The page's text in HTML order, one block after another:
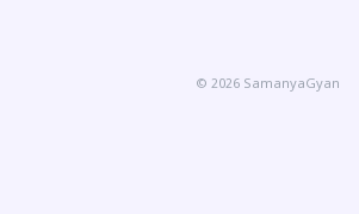
© 2026 SamanyaGyan